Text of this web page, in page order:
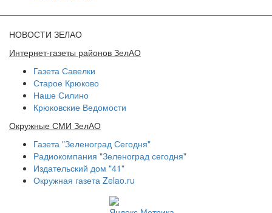
НОВОСТИ ЗЕЛАО
Интернет-газеты районов ЗелАО
Газета Савелки
Старое Крюково
Наше Силино
Крюковские Ведомости
Окружные СМИ ЗелАО
Газета "Зеленоград Сегодня"
Радиокомпания "Зеленоград сегодня"
Издательский дом "41"
Окружная газета Zelao.ru